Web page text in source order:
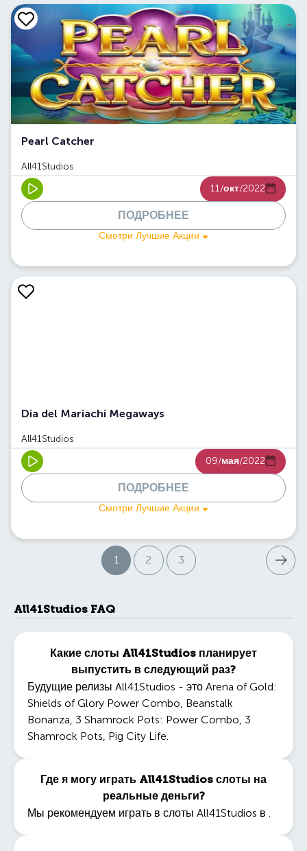
Pearl Catcher
All41Studios
11/окт/2022
ПОДРОБНЕЕ
Смотри Лучшие Акции
Dia del Mariachi Megaways
All41Studios
09/мая/2022
ПОДРОБНЕЕ
Смотри Лучшие Акции
1 2 3
All41Studios FAQ
Какие слоты All41Studios планирует
выпустить в следующий раз?
Будущие релизы All41Studios - это Arena of Gold:
Shields of Glory Power Combo, Beanstalk
Bonanza, 3 Shamrock Pots: Power Combo, 3
Shamrock Pots, Pig City Life.
Где я могу играть All41Studios слоты на
реальные деньги?
Мы рекомендуем играть в слоты All41Studios в .